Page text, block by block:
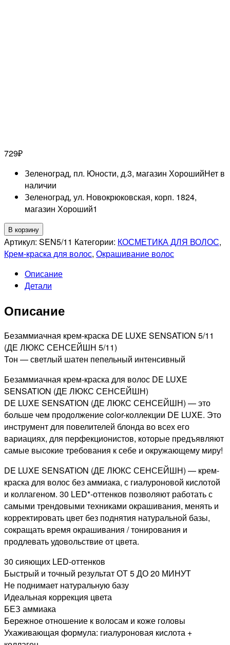
729₽
Зеленоград, пл. Юности, д.3, магазин ХорошийНет в
наличии
Зеленоград, ул. Новокрюковская, корп. 1824,
магазин Хороший1
Количество
товара
ESTEL
5/11
SENSATION
LUXE
КРАСКА
ДЛЯ
ВОЛОС
ШАТЕН
ПЕПЕЛЬНЫЙ
ИНТЕНСИВНЫЙ,
60мл
В корзину
Артикул: SEN5/11 Категории: КОСМЕТИКА ДЛЯ ВОЛОС,
Крем-краска для волос, Окрашивание волос
Описание
Детали
Описание
Безаммиачная крем-краска DE LUXE SENSATION 5/11
(ДЕ ЛЮКС СЕНСЕЙШН 5/11)
Тон — светлый шатен пепельный интенсивный
Безаммиачная крем-краска для волос DE LUXE
SENSATION (ДЕ ЛЮКС СЕНСЕЙШН)
DE LUXE SENSATION (ДЕ ЛЮКС СЕНСЕЙШН) — это
больше чем продолжение color-коллекции DE LUXE. Это
инструмент для повелителей блонда во всех его
вариациях, для перфекционистов, которые предъявляют
самые высокие требования к себе и окружающему миру!
DE LUXE SENSATION (ДЕ ЛЮКС СЕНСЕЙШН) — крем-
краска для волос без аммиака, с гиалуроновой кислотой
и коллагеном. 30 LED*-оттенков позволяют работать с
самыми трендовыми техниками окрашивания, менять и
корректировать цвет без поднятия натуральной базы,
сокращать время окрашивания / тонирования и
продлевать удовольствие от цвета.
30 сияющих LED-оттенков
Быстрый и точный результат ОТ 5 ДО 20 МИНУТ
Не поднимает натуральную базу
Идеальная коррекция цвета
БЕЗ аммиака
Бережное отношение к волосам и коже головы
Ухаживающая формула: гиалуроновая кислота +